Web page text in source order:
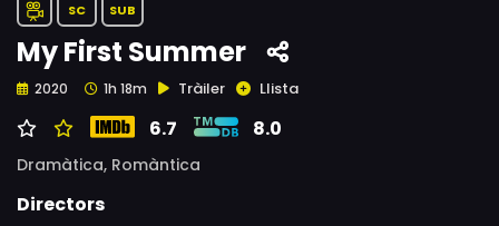
SC SUB
My First Summer
2020 1h 18m Tràiler Llista
6.7 8.0
Dramàtica, Romàntica
Directors